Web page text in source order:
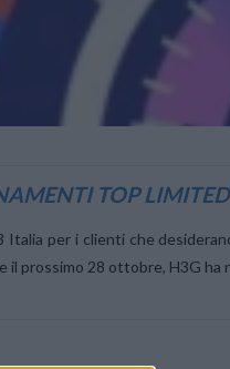
TOP
per i clienti che
il prossimo 28 ottobre, H3G ha